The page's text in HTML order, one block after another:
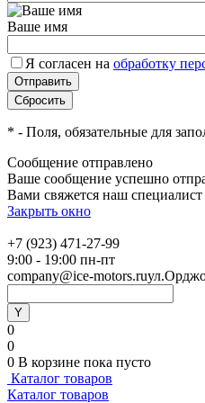
Ваше имя
Я согласен на обработку
* - Поля, обязательные для
Сообщение отправлено
Ваше сообщение успешно
Вами свяжется наш специалист
Закрыть окно
+7 (923) 471-27-99
9:00 - 19:00 пн-пт
company@ice-motors.ru
0
0
0 В корзине пока пусто
Каталог товаров
Каталог товаров